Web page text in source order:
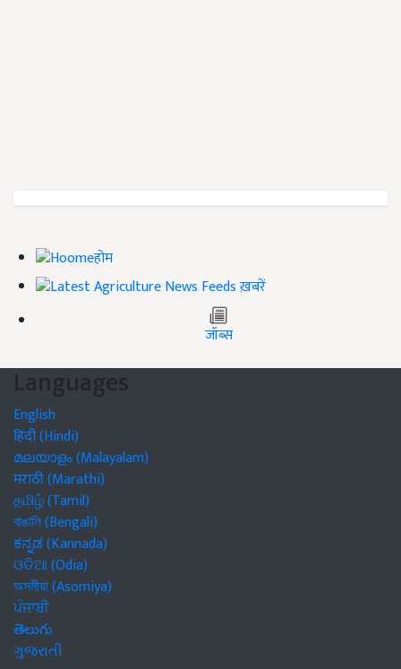
होम
ख़बरें
जॉब्स
Languages
English
हिंदी (Hindi)
മലയാളം (Malayalam)
मराठी (Marathi)
தமிழ் (Tamil)
বাঙালি (Bengali)
ಕನ್ನಡ (Kannada)
ଓଡିଆ (Odia)
অসমীয়া (Asomiya)
ਪੰਜਾਬੀ
తెలుగు
ગુજરાતી